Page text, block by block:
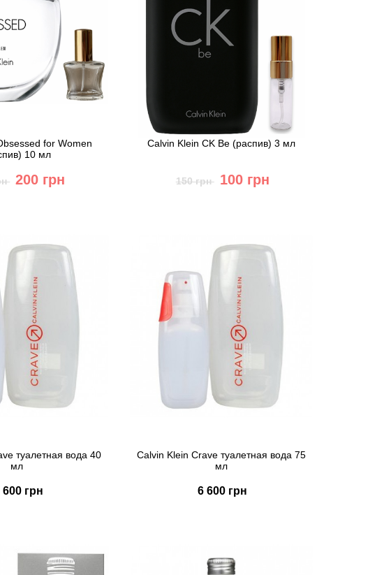
for Women
10 мл
200 грн
Calvin Klein CK Be (распив) 3 мл
150 грн 100 грн
туалетная вода 40
мл
600 грн
Calvin Klein Crave туалетная вода 75
мл
6 600 грн